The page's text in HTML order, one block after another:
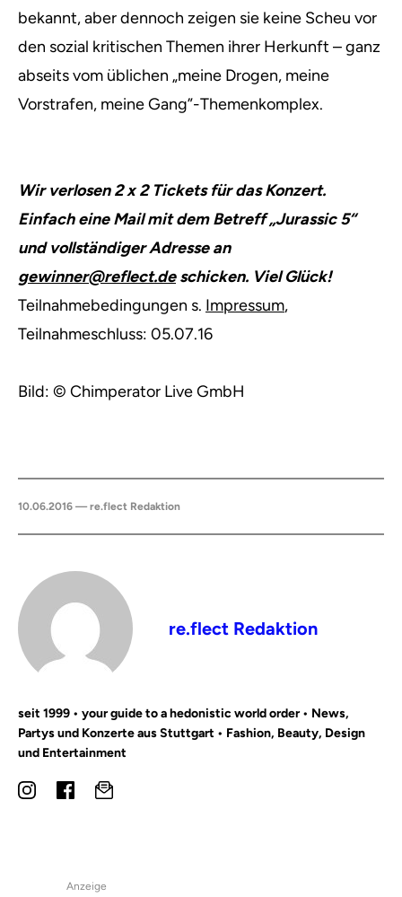
bekannt, aber dennoch zeigen sie keine Scheu vor
den sozial kritischen Themen ihrer Herkunft – ganz
abseits vom üblichen „meine Drogen, meine
Vorstrafen, meine Gang”-Themenkomplex.
Wir verlosen 2 x 2 Tickets für das Konzert.
Einfach eine Mail mit dem Betreff „Jurassic 5“
und vollständiger Adresse an
gewinner@reflect.deschicken. Viel Glück!
Teilnahmebedingungen s. Impressum,
Teilnahmeschluss: 05.07.16
Bild: © Chimperator Live GmbH
10.06.2016 — re.flect Redaktion
re.flect Redaktion
seit 1999 • your guide to a hedonistic world order • News,
Partys und Konzerte aus Stuttgart • Fashion, Beauty, Design
und Entertainment
Anzeige